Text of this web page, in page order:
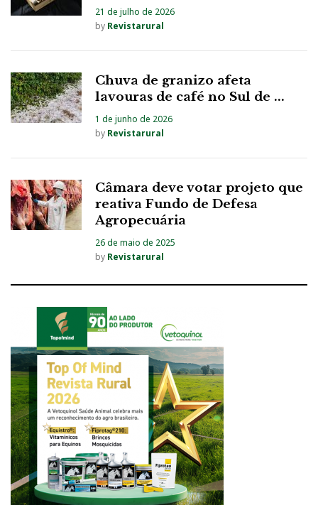
21 de julho de 2026
by Revistarural
Chuva de granizo afeta
lavouras de café no Sul de ...
1 de junho de 2026
by Revistarural
Câmara deve votar projeto que
reativa Fundo de Defesa
Agropecuária
26 de maio de 2025
by Revistarural